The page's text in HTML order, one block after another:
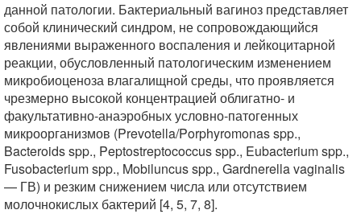
данной патологии. Бактериальный вагиноз представляет
собой клинический синдром, не сопровождающийся
явлениями выраженного воспаления и лейкоцитарной
реакции, обусловленный патологическим изменением
микробиоценоза влагалищной среды, что проявляется
чрезмерно высокой концентрацией облигатно- и
факультативно-анаэробных условно-патогенных
микроорганизмов (Prevotella/Porphyromonas spp.,
Bacteroids spp., Peptostreptococcus spp., Eubacterium spp.,
Fusobacterium spp., Mobiluncus spp., Gardnerella vaginalis
— ГВ) и резким снижением числа или отсутствием
молочнокислых бактерий [4, 5, 7, 8].